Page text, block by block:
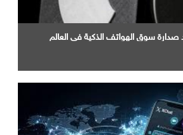
سوق الهواتف الذكية في العالم